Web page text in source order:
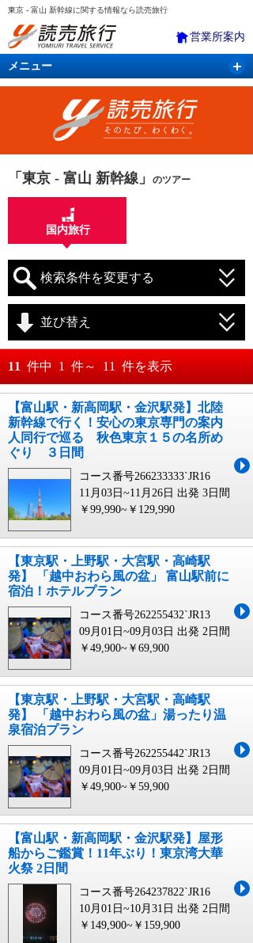
東京 - 富山 新幹線に関する情報なら読売旅行
営業所案内
メニュー
国内旅行 バスツアー 海外旅行
「東京 - 富山 新幹線」 のツアー
国内旅行
検索条件を変更する
月 日～
月 日
並び替え
おすすめ順
料金が安い順
料金が高い順
11 件中 1 件～ 11 件を表示
【富山駅・新高岡駅・金沢駅発】北陸
新幹線で行く！安心の東京専門の案内
人同行で巡る 秋色東京１５の名所め
ぐり ３日間
コース番号266233333`JR16
11月03日~11月26日 出発 3日間
￥99,990~￥129,990
【東京駅・上野駅・大宮駅・高崎駅
発】 「越中おわら風の盆」 富山駅前に
宿泊！ホテルプラン
コース番号262255432`JR13
09月01日~09月03日 出発 2日間
￥49,900~￥69,900
【東京駅・上野駅・大宮駅・高崎駅
発】 「越中おわら風の盆」湯ったり温
泉宿泊プラン
コース番号262255442`JR13
09月01日~09月03日 出発 2日間
￥49,900~￥59,900
【富山駅・新高岡駅・金沢駅発】屋形
船からご鑑賞！11年ぶり！東京湾大華
火祭 2日間
コース番号264237822`JR16
10月01日~10月31日 出発 2日間
￥149,900~￥159,900